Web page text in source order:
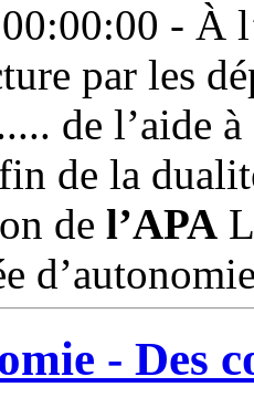
- À
par les
de l’aide
de la
de l’APA
- Des